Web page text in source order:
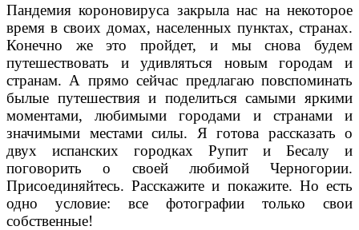
Пандемия короновируса закрыла нас на некоторое
время в своих домах, населенных пунктах, странах.
Конечно же это пройдет, и мы снова будем
путешествовать и удивляться новым городам и
странам. А прямо сейчас предлагаю повспоминать
былые путешествия и поделиться самыми яркими
моментами, любимыми городами и странами и
значимыми местами силы. Я готова рассказать о
двух испанских городках Рупит и Бесалу и
поговорить о своей любимой Черногории.
Присоединяйтесь. Расскажите и покажите. Но есть
одно условие: все фотографии только свои
собственные!